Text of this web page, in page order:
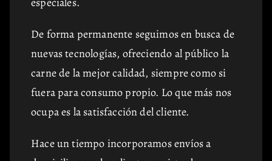
De forma permanente seguimos en busca de
nuevas tecnologías, ofreciendo al público la
carne de la mejor calidad, siempre como si
fuera para consumo propio. Lo que más nos
ocupa es la satisfacción del cliente.
Hace un tiempo incorporamos envíos a